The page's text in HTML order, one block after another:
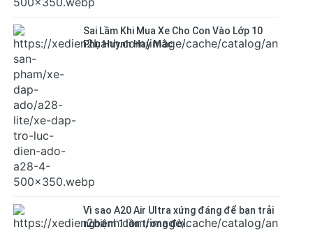
Sai Lầm Khi Mua Xe Cho Con Vào Lớp 10
Phụ Huynh Hay Mắc
Vì sao A20 Air Ultra xứng đáng để bạn trải
nghiệm 1 lần trong đời.